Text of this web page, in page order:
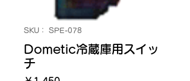
SKU： SPE-078
Dometic冷蔵庫用スイッ
チ